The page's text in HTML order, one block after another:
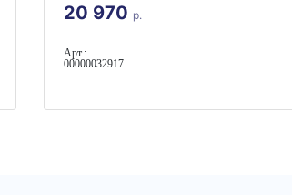
20 970 р.
Арт.:
00000032917